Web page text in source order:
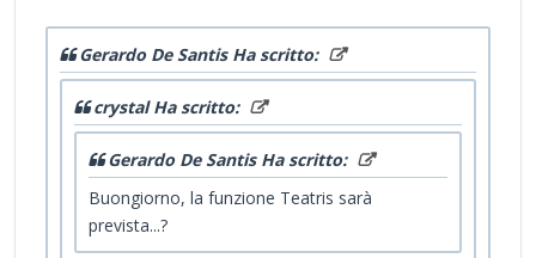
Gerardo De Santis Ha scritto:
crystal Ha scritto:
Gerardo De Santis Ha scritto:
Buongiorno, la funzione Teatris sarà
prevista...?